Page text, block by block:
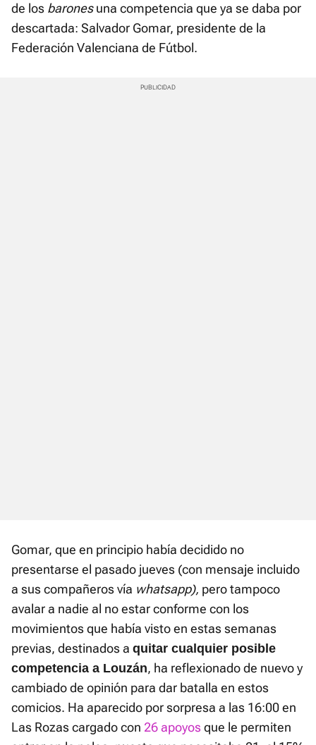
de los baronesuna competencia que ya se daba por
descartada: Salvador Gomar, presidente de la
Federación Valenciana de Fútbol.
Gomar, que en principio había decidido no
presentarse el pasado jueves (con mensaje incluido
a sus compañeros vía whatsapp), pero tampoco
avalar a nadie al no estar conforme con los
movimientos que había visto en estas semanas
previas, destinados a quitar cualquier posible
competencia a Louzán, ha reflexionado de nuevo y
cambiado de opinión para dar batalla en estos
comicios. Ha aparecido por sorpresa a las 16:00 en
Las Rozas cargado con 26 apoyosque le permiten